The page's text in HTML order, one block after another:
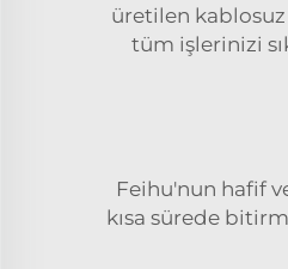
üretilen
tüm işlerinizi
Feihu'nun hafif
kısa sürede